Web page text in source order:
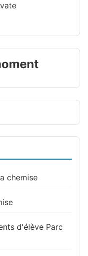
chemise
d'élève Parc